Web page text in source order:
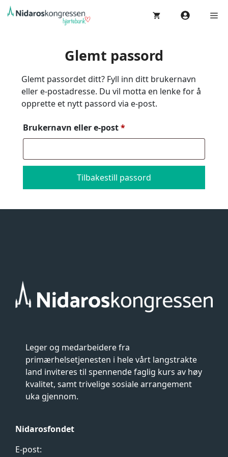
Hopp
Glemt passord
Glemt passordet ditt? Fyll inn ditt brukernavn
eller e-postadresse. Du vil motta en lenke for å
opprette et nytt passord via e-post.
Brukernavn eller e-post*Påkrevd
Tilbakestill passord
Leger og medarbeidere fra
primærhelsetjenesten i hele vårt langstrakte
land inviteres til spennende faglig kurs av høy
kvalitet, samt trivelige sosiale arrangement
uka gjennom.
Nidarosfondet
E-post: